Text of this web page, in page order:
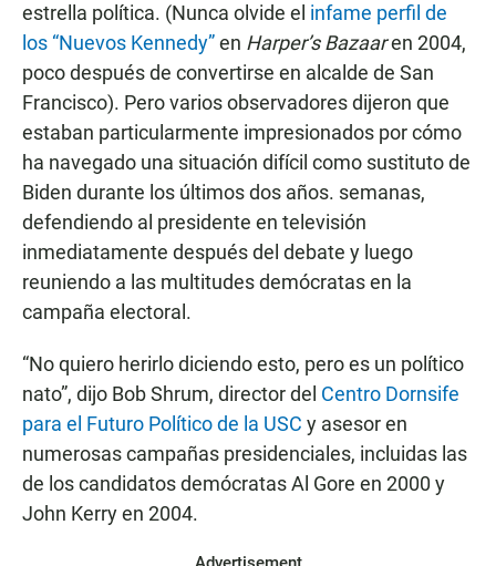
estrella política. (Nunca olvide el infame perfil de
los “Nuevos Kennedy”en Harper’s Bazaaren 2004,
poco después de convertirse en alcalde de San
Francisco). Pero varios observadores dijeron que
estaban particularmente impresionados por cómo
ha navegado una situación difícil como sustituto de
Biden durante los últimos dos años. semanas,
defendiendo al presidente en televisión
inmediatamente después del debate y luego
reuniendo a las multitudes demócratas en la
campaña electoral.
“No quiero herirlo diciendo esto, pero es un político
nato”, dijo Bob Shrum, director del Centro Dornsife
para el Futuro Político de la USC y asesor en
numerosas campañas presidenciales, incluidas las
de los candidatos demócratas Al Gore en 2000 y
John Kerry en 2004.